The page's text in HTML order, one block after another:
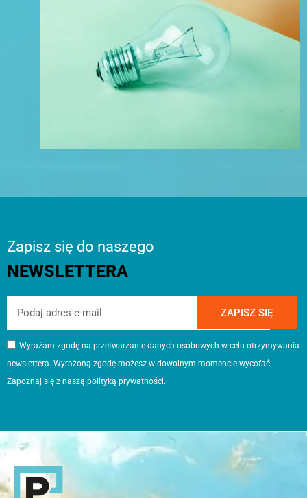
Zapisz się do naszego
NEWSLETTERA
Wyrażam zgodę na przetwarzanie danych osobowych w celu otrzymywania
newslettera. Wyrażoną zgodę możesz w dowolnym momencie wycofać.
Zapoznaj się z naszą polityką prywatności.
ZAPISZ SIĘ